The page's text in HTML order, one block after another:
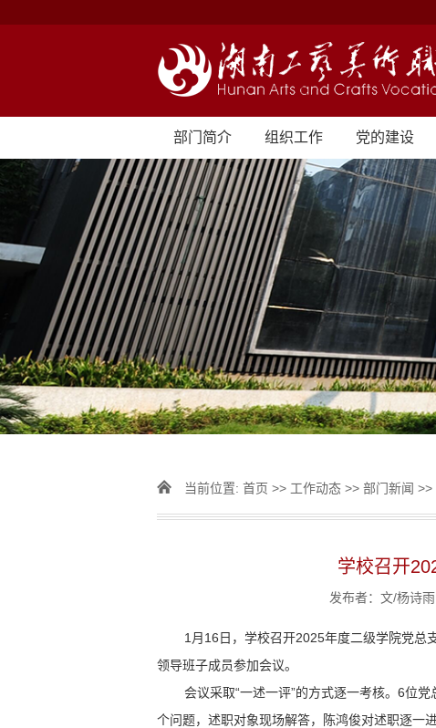
部门简介 组织工作 党的建设
当前位置: 首页 >> 工作动态 >> 部门新闻 >>
学校召开
发布者：文/杨诗
1月16日，学校召开2025年度二级学院党总
领导班子成员参加会议。
会议采取“一述一评”的方式逐一考核。6位
个问题，述职对象现场解答，陈鸿俊对述职逐一